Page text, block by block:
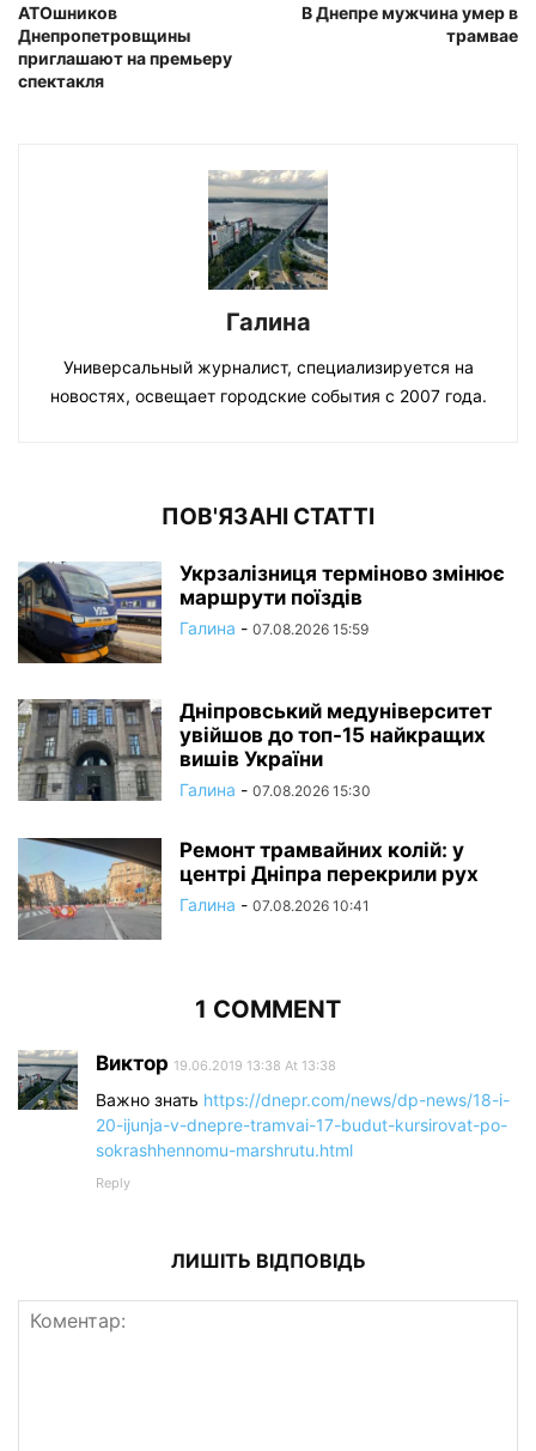
АТОшников
Днепропетровщины
приглашают на премьеру
спектакля
В Днепре мужчина умер в
трамвае
Галина
Универсальный журналист, специализируется на
новостях, освещает городские события с 2007 года.
ПОВ'ЯЗАНІ СТАТТІ
Укрзалізниця терміново змінює
маршрути поїздів
Галина - 07.08.2026 15:59
Дніпровський медуніверситет
увійшов до топ-15 найкращих
вишів України
Галина - 07.08.2026 15:30
Ремонт трамвайних колій: у
центрі Дніпра перекрили рух
Галина - 07.08.2026 10:41
1 COMMENT
Виктор 19.06.2019 13:38 At 13:38
Важно знать https://dnepr.com/news/dp-news/18-i-
20-ijunja-v-dnepre-tramvai-17-budut-kursirovat-po-
sokrashhennomu-marshrutu.html
Reply
ЛИШІТЬ ВІДПОВІДЬ